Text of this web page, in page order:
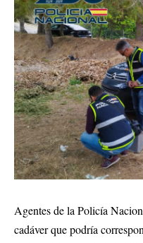
Agentes de la Policía
cadáver que podría